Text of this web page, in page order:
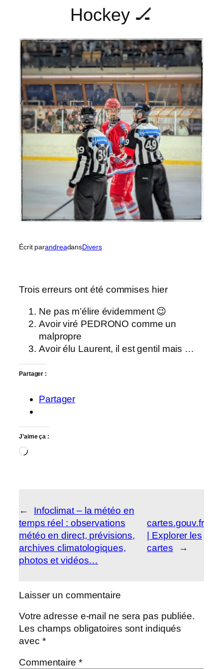
Hockey 🏒
Écrit parandreadansDivers
Trois erreurs ont été commises hier
Ne pas m’élire évidemment 😉
Avoir viré PEDRONO comme un
malpropre
Avoir élu Laurent, il est gentil mais …
Partager :
Partager
J’aime ça :
Chargement…
←
Infoclimat – la météo en
temps réel : observations
météo en direct, prévisions,
archives climatologiques,
photos et vidéos…
cartes.gouv.fr
| Explorer les
cartes
→
Laisser un commentaire
Votre adresse e-mail ne sera pas publiée.
Les champs obligatoires sont indiqués
avec *
Commentaire *